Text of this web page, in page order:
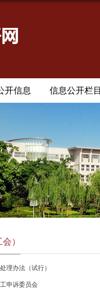
开信息 信息公开栏目
）
理办法（试行）
申诉委员会